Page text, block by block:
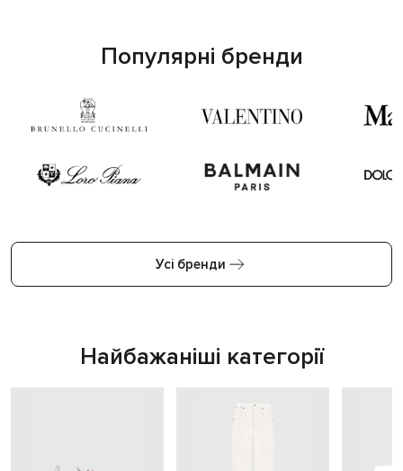
Популярні бренди
Усі бренди
Найбажаніші категорії